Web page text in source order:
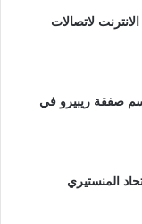
لاتصالات
صفقة ريبيرو في
المنستيري